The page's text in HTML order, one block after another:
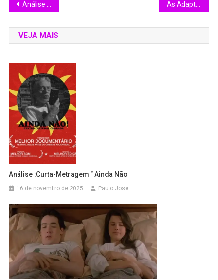
Análise do filme: Enquanto você dormia. (1995)
VEJA MAIS
Análise :Curta-Metragem ” Ainda Não
16 de novembro de 2025 Paulo José